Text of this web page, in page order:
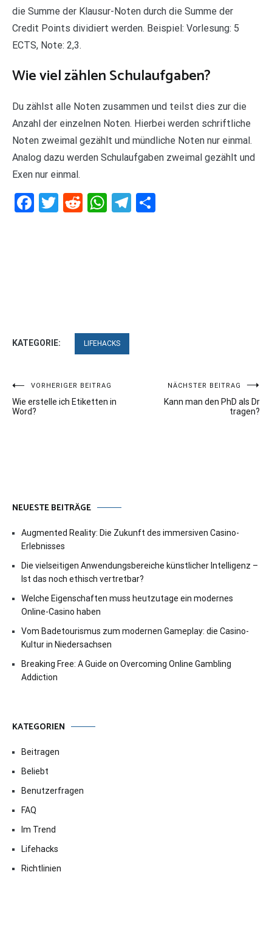
die Summe der Klausur-Noten durch die Summe der
Credit Points dividiert werden. Beispiel: Vorlesung: 5
ECTS, Note: 2,3.
Wie viel zählen Schulaufgaben?
Du zählst alle Noten zusammen und teilst dies zur die
Anzahl der einzelnen Noten. Hierbei werden schriftliche
Noten zweimal gezählt und mündliche Noten nur einmal.
Analog dazu werden Schulaufgaben zweimal gezählt und
Exen nur einmal.
Facebook
Twitter
RedditWhatsApp
Telegram
KATEGORIE: LIFEHACKS
Beitragsnavigation
VORHERIGER BEITRAG
Wie erstelle ich Etiketten in
Word?
NÄCHSTER BEITRAG
Kann man den PhD als Dr
tragen?
NEUESTE BEITRÄGE
Augmented Reality: Die Zukunft des immersiven Casino-
Erlebnisses
Die vielseitigen Anwendungsbereiche künstlicher Intelligenz –
Ist das noch ethisch vertretbar?
Welche Eigenschaften muss heutzutage ein modernes
Online-Casino haben
Vom Badetourismus zum modernen Gameplay: die Casino-
Kultur in Niedersachsen
Breaking Free: A Guide on Overcoming Online Gambling
Addiction
KATEGORIEN
Beitragen
Beliebt
Benutzerfragen
FAQ
Im Trend
Lifehacks
Richtlinien